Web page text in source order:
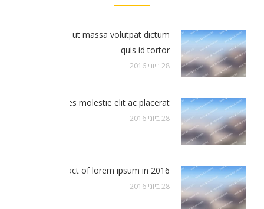
Sed nec felis ut massa volutpat dictum
quis id tortor
28 ביוני 2016
Cras ultricies molestie elit ac placerat
28 ביוני 2016
The impact of lorem ipsum in 2016
28 ביוני 2016